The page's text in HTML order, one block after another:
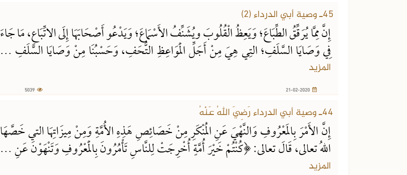
45ـ وصية أبي الدرداء (2)
إِنَّ مِمَّا يُرَقِّقُ الطِّبَاعَ؛ وَيَعِظُ الْقُلُوبَ ويُشَنِّفُ الأَسْمَاعَ؛ وَيَدْعُو أَصْحَابَهَا إِلَى الاتِّبَاعِ، مَا جَاءَ
فِي وَصَايَا السَّلَفِ؛ التِي هِيَ مِنْ أَجَلِّ الْمَوَاعِظِ التُّحَفِ، وَحَسْبُنَا مِنْ وَصَايَا السَّلَفِ ...
المزيد
21-02-2020
06-02-2020 8316 مشاهدة
44ـ وصية أبي الدرداء رَضِيَ اللهُ عَنْهُ
إِنَّ الأَمْرَ بِالمَعْرُوفِ وَالنَّهْيَ عَنِ المُنْكَرِ مِنْ خَصَائِصِ هَذِهِ الأُمَّةِ وَمِنْ مِيزَاتِهَا التي خَصَّهَا
اللهُ تعالى، قَالَ تعالى: ﴿كُنْتُمْ خَيْرَ أُمَّةٍ أُخْرِجَتْ لِلنَّاسِ تَأْمُرُونَ بِالْمَعْرُوفِ وَتَنْهَوْنَ عَنِ ...
المزيد